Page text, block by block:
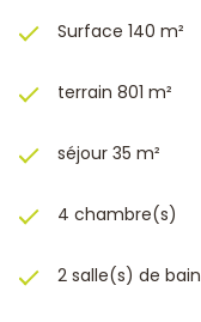
Surface 140 m²
terrain 801 m²
séjour 35 m²
4 chambre(s)
2 salle(s) de bain